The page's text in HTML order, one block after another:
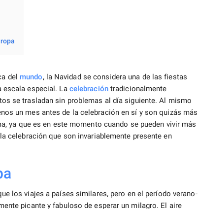
del mundo, la Navidad se considera una de las fiestas
escala especial. La celebracióntradicionalmente
se trasladan sin problemas al día siguiente. Al mismo
un mes antes de la celebración en sí y son quizás más
ya que es en este momento cuando se pueden vivir más
celebración que son invariablemente presente en
los viajes a países similares, pero en el período verano-
picante y fabuloso de esperar un milagro. El aire